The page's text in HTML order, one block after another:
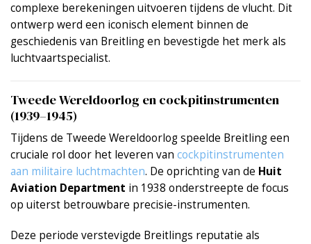
complexe berekeningen uitvoeren tijdens de vlucht. Dit
ontwerp werd een iconisch element binnen de
geschiedenis van Breitling en bevestigde het merk als
luchtvaartspecialist.
Tweede Wereldoorlog en cockpitinstrumenten
(1939–1945)
Tijdens de Tweede Wereldoorlog speelde Breitling een
cruciale rol door het leveren van cockpitinstrumenten
aan militaire luchtmachten. De oprichting van de Huit
Aviation Department in 1938 onderstreepte de focus
op uiterst betrouwbare precisie-instrumenten.
Deze periode verstevigde Breitlings reputatie als